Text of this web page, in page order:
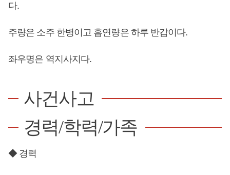
다.
주량은 소주 한병이고 흡연량은 하루 반갑이다.
좌우명은 역지사지다.
사건사고
경력/학력/가족
◆ 경력